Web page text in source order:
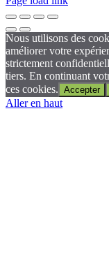
Nous utilisons des
améliorer votre
strictement
tiers. En continuant
ces cookies. Accepter
Aller en haut